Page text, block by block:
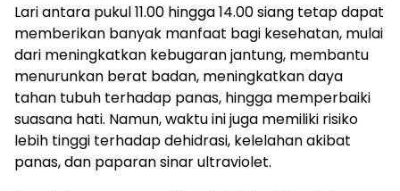
Lari antara pukul 11.00 hingga 14.00 siang tetap dapat
memberikan banyak manfaat bagi kesehatan, mulai
dari meningkatkan kebugaran jantung, membantu
menurunkan berat badan, meningkatkan daya
tahan tubuh terhadap panas, hingga memperbaiki
suasana hati. Namun, waktu ini juga memiliki risiko
lebih tinggi terhadap dehidrasi, kelelahan akibat
panas, dan paparan sinar ultraviolet.